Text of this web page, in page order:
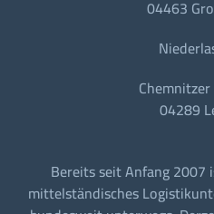
04463
04289
Bereits seit Anfang 2007
mittelständisches